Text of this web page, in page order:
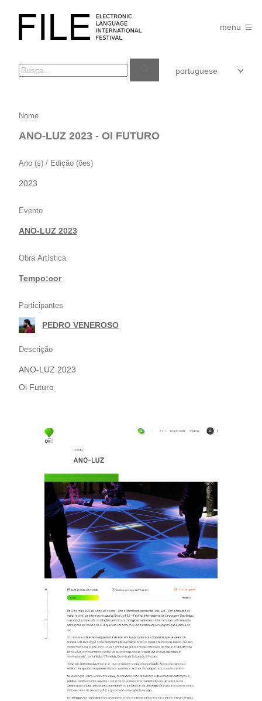
FILE
FESTIVAL
menu
ANO-
LUZ
–
OI
Nome
ANO-LUZ 2023 - OI FUTURO
Ano (s) / Edição (ões)
2023
Evento
ANO-LUZ 2023
Obra Artística
Tempo:cor
Participantes
PEDRO VENEROSO
Descrição
ANO-LUZ 2023
Oi Futuro